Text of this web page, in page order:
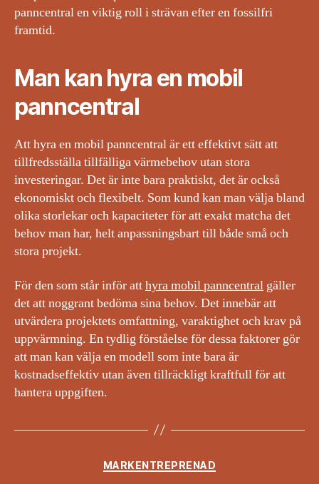
panncentral en viktig roll i strävan efter en fossilfri
framtid.
Man kan hyra en mobil
panncentral
Att hyra en mobil panncentral är ett effektivt sätt att
tillfredsställa tillfälliga värmebehov utan stora
investeringar. Det är inte bara praktiskt, det är också
ekonomiskt och flexibelt. Som kund kan man välja bland
olika storlekar och kapaciteter för att exakt matcha det
behov man har, helt anpassningsbart till både små och
stora projekt.
För den som står inför atthyra mobil panncentral gäller
det att noggrant bedöma sina behov. Det innebär att
utvärdera projektets omfattning, varaktighet och krav på
uppvärmning. En tydlig förståelse för dessa faktorer gör
att man kan välja en modell som inte bara är
kostnadseffektiv utan även tillräckligt kraftfull för att
hantera uppgiften.
Kategorier
MARKENTREPRENAD